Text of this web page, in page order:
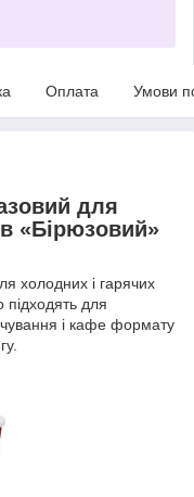
Оплата Умови
для
«Бірюзовий»
холодних і гарячих
підходять для
і кафе формату